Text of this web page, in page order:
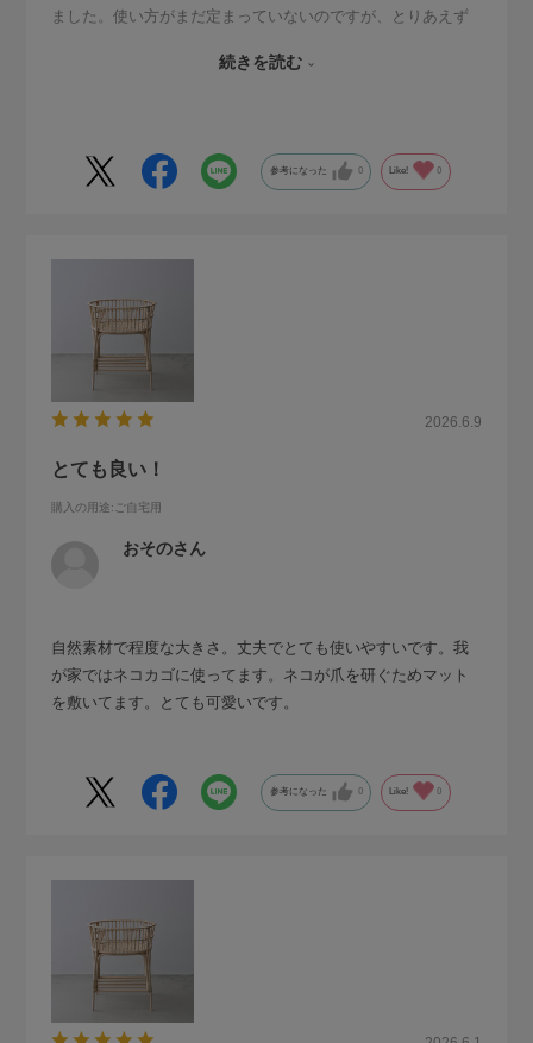
ました。使い方がまだ定まっていないのですが、とりあえず
ファブリック系のものを置いたりしています。ごちゃごちゃ
続きを読む
参考になった 0 Like! 0
2026.6.9
とても良い！
購入の用途:ご自宅用
おそのさん
自然素材で程度な大きさ。丈夫でとても使いやすいです。我
が家ではネコカゴに使ってます。ネコが爪を研ぐためマット
を敷いてます。とても可愛いです。
参考になった 0 Like! 0